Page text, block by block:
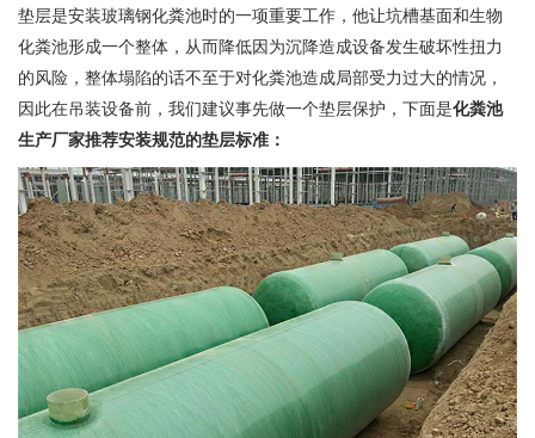
垫层是安装玻璃钢化粪池时的一项重要工作，他让坑槽基面和生物
化粪池形成一个整体，从而降低因为沉降造成设备发生破坏性扭力
的风险，整体塌陷的话不至于对化粪池造成局部受力过大的情况，
因此在吊装设备前，我们建议事先做一个垫层保护，下面是化粪池
生产厂家推荐安装规范的垫层标准：